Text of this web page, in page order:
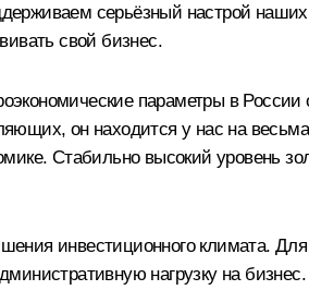
серьёзный настрой
свой бизнес.
параметры в
он находится у нас на
Стабильно высокий уровень
инвестиционного климата.
нагрузку на